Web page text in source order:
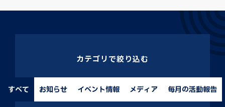
カテゴリで絞り込む
すべて お知らせ イベント情報 メディア 毎月の活動報告